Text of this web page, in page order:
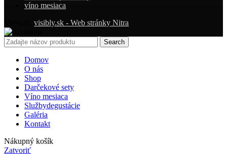
víno mesiaca
visibly.sk - Web stránky Nitra
Search
Domov
O nás
Shop
Darčekové sety
Víno mesiaca
Službydegustácie
Galéria
Kontakt
Nákupný košík
Zatvoriť